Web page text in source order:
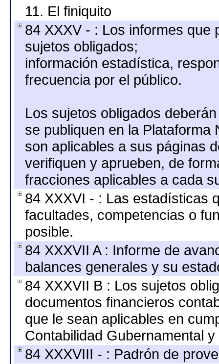
11. El finiquito
84 XXXV - : Los informes que
sujetos obligados;
información estadística,
frecuencia por el público.
Los sujetos obligados
se publiquen en la
son aplicables a sus páginas
verifiquen y aprueben, de
fracciones aplicables a cada
84 XXXVI - : Las estadísticas
facultades, competencias o
posible.
84 XXXVII A : Informe de
balances generales y su
84 XXXVII B : Los sujetos
documentos financieros
que le sean aplicables en
Contabilidad Gubernamental
84 XXXVIII - : Padrón de